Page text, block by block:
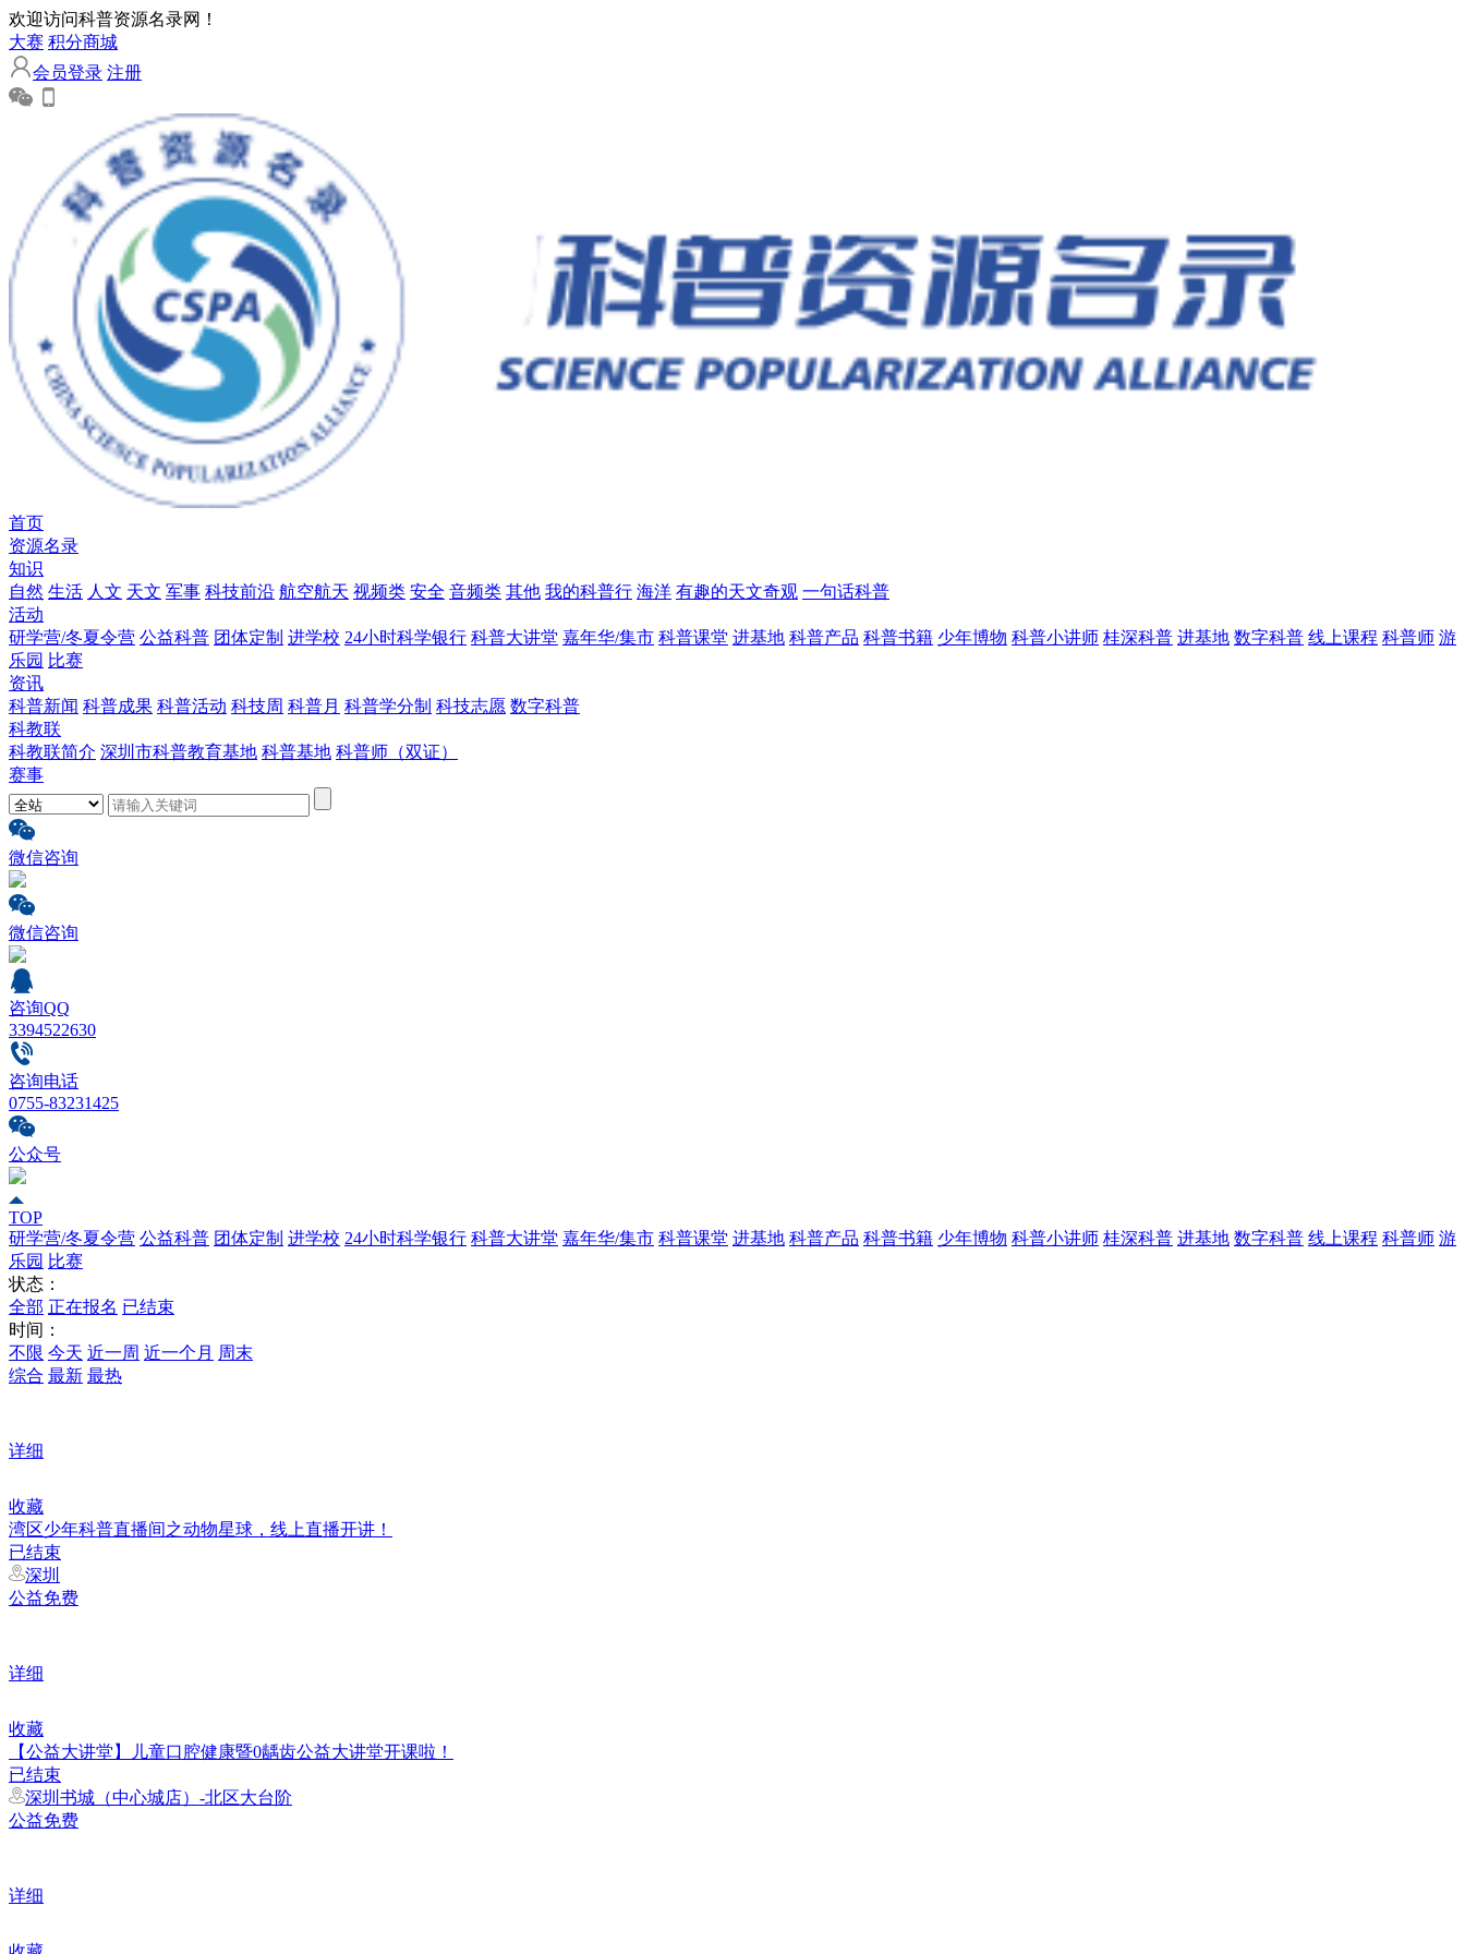
欢迎访问科普资源名录网！
大赛 积分商城
会员登录 注册
首页
资源名录
知识
自然 生活 人文 天文 军事 科技前沿 航空航天 视频类 安全 音频类 其他 我的科普行 海洋 有趣的天文奇观 一句话科普
活动
研学营/冬夏令营 公益科普 团体定制 进学校 24小时科学银行 科普大讲堂 嘉年华/集市 科普课堂 进基地 科普产品 科普书籍 少年博物 科普小讲师 桂深科普 进基地 数字科普 线上课程 科普师 游
乐园 比赛
资讯
科普新闻 科普成果 科普活动 科技周 科普月 科普学分制 科技志愿 数字科普
科教联
科教联简介 深圳市科普教育基地 科普基地 科普师（双证）
赛事
微信咨询
微信咨询
咨询QQ
3394522630
咨询电话
0755-83231425
公众号
TOP
研学营/冬夏令营 公益科普 团体定制 进学校 24小时科学银行 科普大讲堂 嘉年华/集市 科普课堂 进基地 科普产品 科普书籍 少年博物 科普小讲师 桂深科普 进基地 数字科普 线上课程 科普师 游
乐园 比赛
状态：
全部 正在报名 已结束
时间：
不限 今天 近一周 近一个月 周末
综合 最新 最热
详细
收藏
湾区少年科普直播间之动物星球，线上直播开讲！
已结束
深圳
公益免费
详细
收藏
【公益大讲堂】儿童口腔健康暨0龋齿公益大讲堂开课啦！
已结束
深圳书城（中心城店）-北区大台阶
公益免费
详细